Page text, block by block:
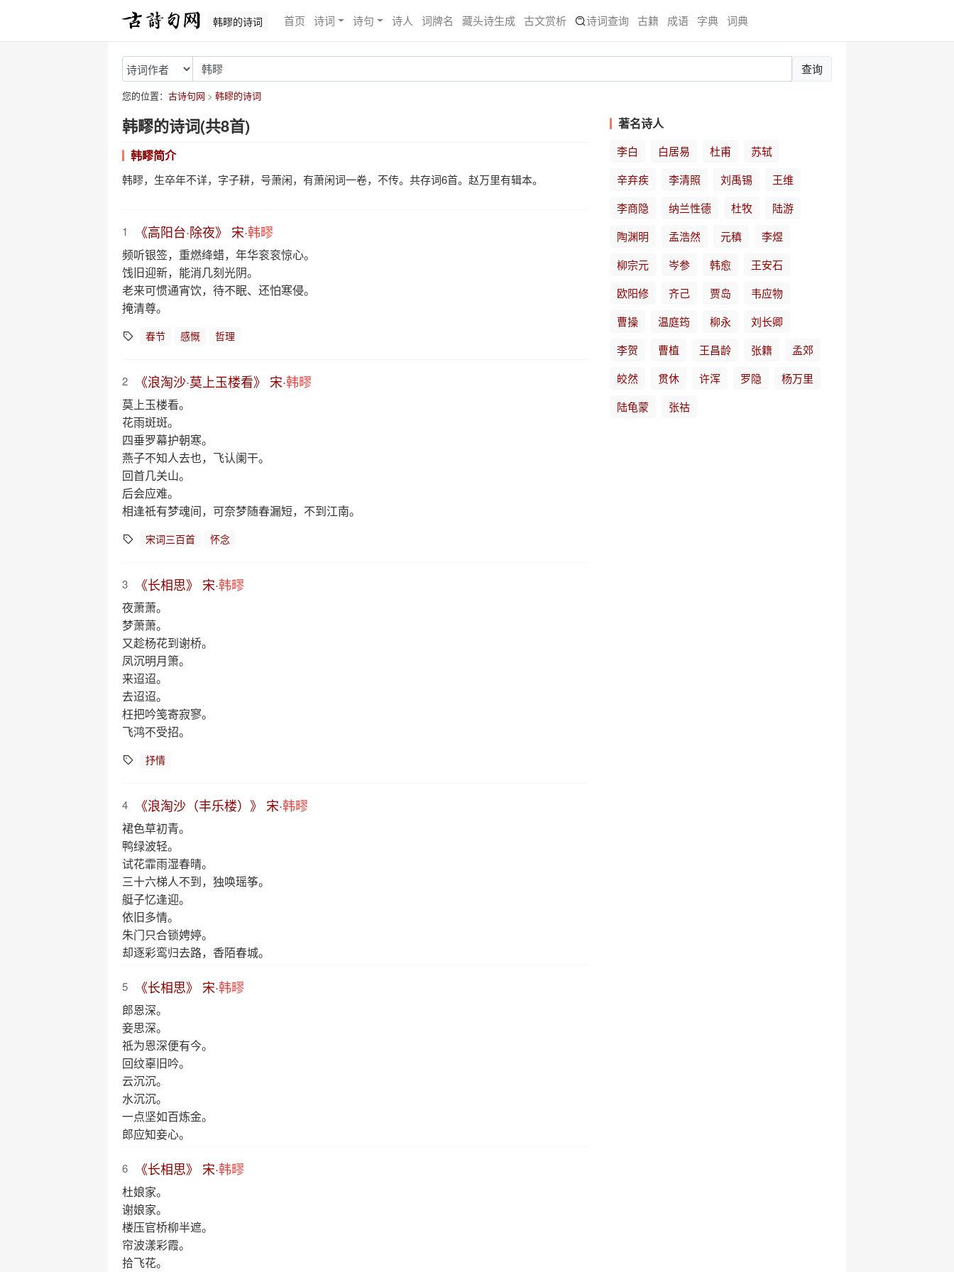
韩疁的诗词 首页 诗词 诗句 诗人 词牌名 藏头诗生成 古文赏析 诗词查询 古籍 成语 字典 词典
查询
您的位置： 古诗句网 韩疁的诗词
韩疁的诗词(共8首)
韩疁简介
韩疁，生卒年不详，字子耕，号萧闲，有萧闲词一卷，不传。共存词6首。赵万里有辑本。
1 《高阳台·除夜》 宋·韩疁
频听银签，重燃绛蜡，年华衮衮惊心。
饯旧迎新，能消几刻光阴。
老来可惯通宵饮，待不眠、还怕寒侵。
掩清尊。
春节 感慨 哲理
2 《浪淘沙·莫上玉楼看》 宋·韩疁
莫上玉楼看。
花雨斑斑。
四垂罗幕护朝寒。
燕子不知人去也，飞认阑干。
回首几关山。
后会应难。
相逢祗有梦魂间，可奈梦随春漏短，不到江南。
宋词三百首 怀念
3 《长相思》 宋·韩疁
夜萧萧。
梦萧萧。
又趁杨花到谢桥。
凤沉明月箫。
来迢迢。
去迢迢。
枉把吟笺寄寂寥。
飞鸿不受招。
抒情
4 《浪淘沙（丰乐楼）》 宋·韩疁
裙色草初青。
鸭绿波轻。
试花霏雨湿春晴。
三十六梯人不到，独唤瑶筝。
艇子忆逢迎。
依旧多情。
朱门只合锁娉婷。
却逐彩鸾归去路，香陌春城。
5 《长相思》 宋·韩疁
郎恩深。
妾思深。
祗为恩深便有今。
回纹辜旧吟。
云沉沉。
水沉沉。
一点坚如百炼金。
郎应知妾心。
6 《长相思》 宋·韩疁
杜娘家。
谢娘家。
楼压官桥柳半遮。
帘波漾彩霞。
拾飞花。
著名诗人
李白 白居易 杜甫
苏轼
辛弃疾
李清照 刘禹锡
王维
李商隐
纳兰性德 杜牧
陆游
陶渊明
孟浩然 元稹
李煜
柳宗元
岑参 韩愈
王安石
欧阳修
齐己 贾岛
韦应物
曹操
温庭筠 柳永
刘长卿
李贺
曹植 王昌龄 张籍
孟郊
皎然
贯休 许浑 罗隐
杨万里
陆龟蒙
张祜